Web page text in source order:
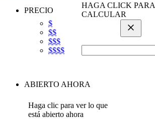
PRECIO
$
$$
$$$
$$$$
ABIERTO AHORA
Haga clic para ver lo que
está abierto ahora
HAGA CLICK PARA
CALCULAR